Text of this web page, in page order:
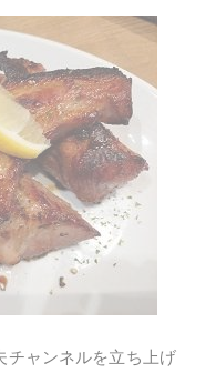
チャンネルを立ち上げ